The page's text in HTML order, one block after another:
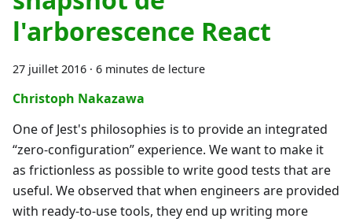
l'arborescence React
27 juillet 2016 · 6 minutes de lecture
Christoph Nakazawa
One of Jest's philosophies is to provide an integrated
“zero-configuration” experience. We want to make it
as frictionless as possible to write good tests that are
useful. We observed that when engineers are provided
with ready-to-use tools, they end up writing more